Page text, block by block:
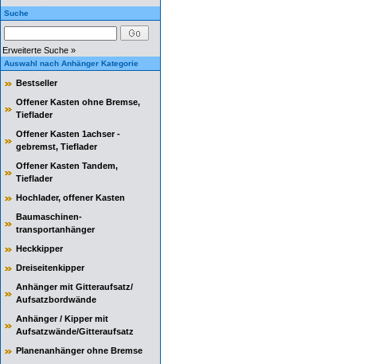
Suche
Erweiterte Suche »
Auswahl nach Anhänger Kategorie
Bestseller
Offener Kasten ohne Bremse,
Tieflader
Offener Kasten 1achser -
gebremst, Tieflader
Offener Kasten Tandem,
Tieflader
Hochlader, offener Kasten
Baumaschinen-
transportanhänger
Heckkipper
Dreiseitenkipper
Anhänger mit Gitteraufsatz/
Aufsatzbordwände
Anhänger / Kipper mit
Aufsatzwände/Gitteraufsatz
Planenanhänger ohne Bremse